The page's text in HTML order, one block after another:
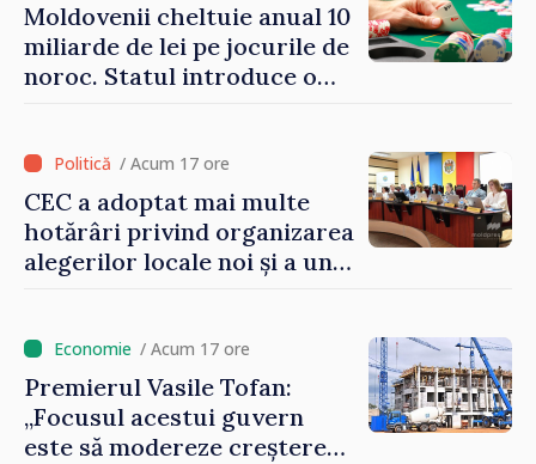
Moldovenii cheltuie anual 10
miliarde de lei pe jocurile de
noroc. Statul introduce o
la buget / Acum 17 ore
CEC a adoptat mai multe
hotărâri privind organizarea
alegerilor locale noi și a unui
/ Acum 17 ore
Premierul Vasile Tofan:
„Focusul acestui guvern
este să modereze creșterea